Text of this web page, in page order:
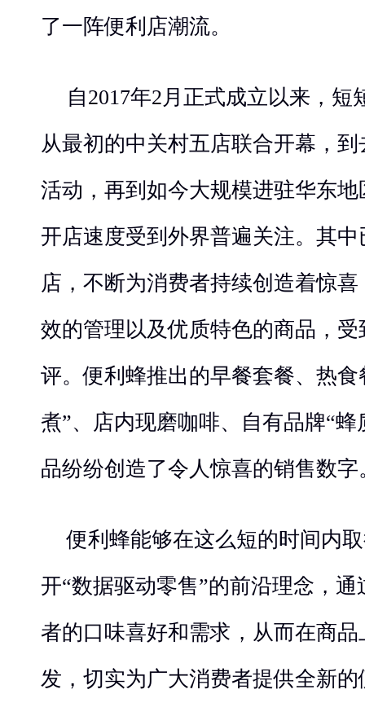
了一阵便利店潮流。
自2017年2月正式成立以来，
从最初的中关村五店联合开幕，
活动，再到如今大规模进驻华东
开店速度受到外界普遍关注。其
店，不断为消费者持续创造着惊
效的管理以及优质特色的商品，
评。便利蜂推出的早餐套餐、热
煮”、店内现磨咖啡、自有品牌“
品纷纷创造了令人惊喜的销售数字
便利蜂能够在这么短的时间内
开“数据驱动零售”的前沿理念，
者的口味喜好和需求，从而在商
发，切实为广大消费者提供全新